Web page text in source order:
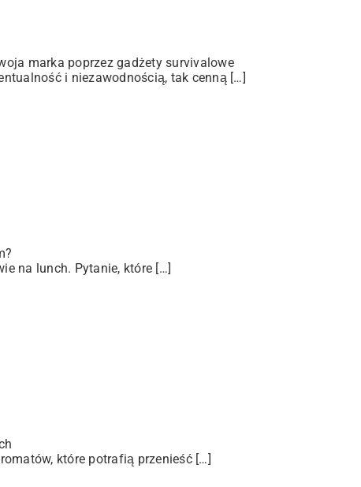
marka poprzez gadżety survivalowe
i niezawodnością, tak cenną […]
na lunch. Pytanie, które […]
które potrafią przenieść […]